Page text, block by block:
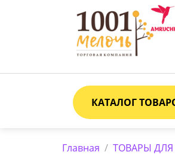
КАТАЛОГ
Главная / ТОВАРЫ